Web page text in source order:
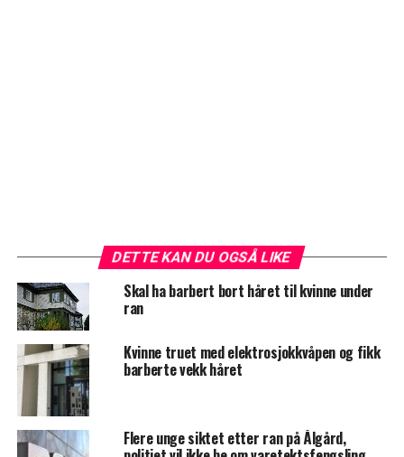
DETTE KAN DU OGSÅ LIKE
Skal ha barbert bort håret til kvinne under
ran
Kvinne truet med elektrosjokkvåpen og fikk
barberte vekk håret
Flere unge siktet etter ran på Ålgård,